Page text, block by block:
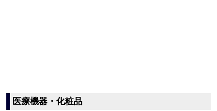
医療機器・化粧品